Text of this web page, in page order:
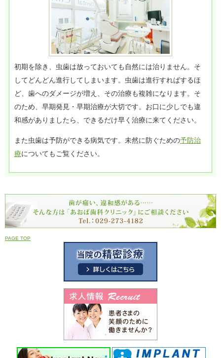
初期を除き、虫歯は放っておいても自然には治りません。そ
してどんどん進行してしまいます。虫歯は進行すればするほ
ど、歯へのダメージが増え、その治療も複雑になります。そ
のため、早期発見・早期治療が大切です。お口に少しでも違
和感がありましたら、できるだけ早く治療に来てください。
また虫歯は予防ができる病気です。未然に防ぐための予防治
療についてもご覧ください。
PAGE TOP